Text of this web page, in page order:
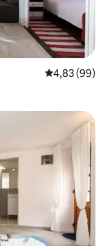
Средна
4,83 (99)